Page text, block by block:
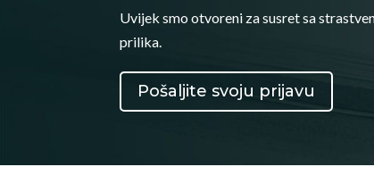
Uvijek smo otvoreni za susret sa
prilika.
Pošaljite svoju prijavu